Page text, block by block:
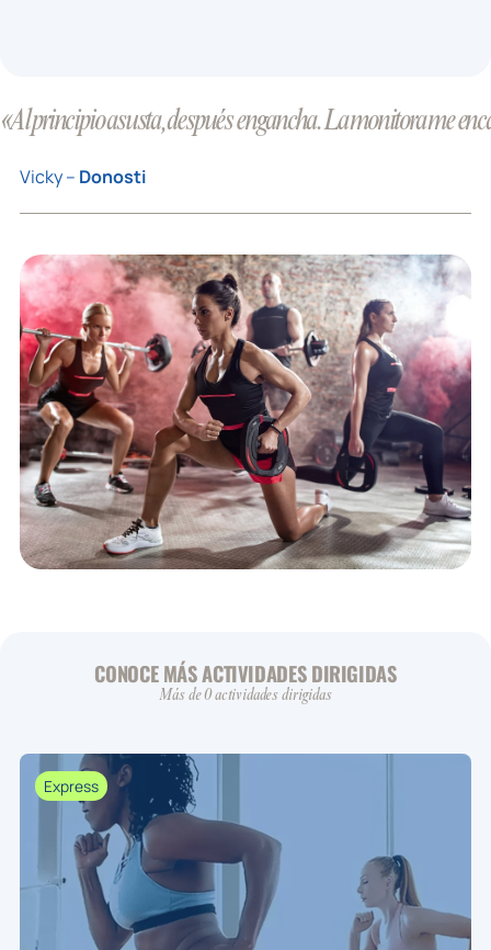
«Al principio asusta, después engancha. La monitora me
Vicky – Donosti
CONOCE MÁS ACTIVIDADES DIRIGIDAS
Más de 0 actividades dirigidas
Express